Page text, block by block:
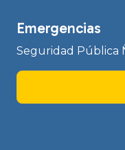
Emergencias
Seguridad Pública